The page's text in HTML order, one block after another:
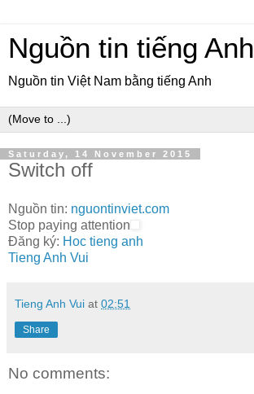
Nguồn tin tiếng Anh
Nguồn tin Việt Nam bằng tiếng Anh
Saturday, 14 November 2015
Switch off
Nguồn tin: nguontinviet.com
Stop paying attention
Đăng ký: Hoc tieng anh
Tieng Anh Vui
Tieng Anh Vui at 02:51
Share
No comments: